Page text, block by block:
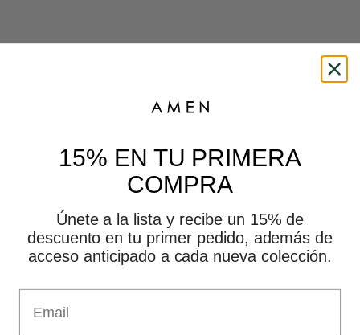
15% EN TU PRIMERA
COMPRA
Únete a la lista y recibe un 15% de
descuento en tu primer pedido, además de
acceso anticipado a cada nueva colección.